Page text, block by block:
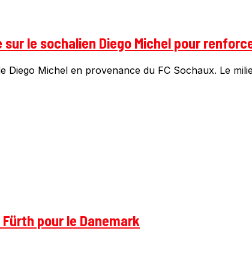
sur le sochalien Diego Michel pour
Diego Michel en provenance du FC Sochaux. Le
pour le Danemark